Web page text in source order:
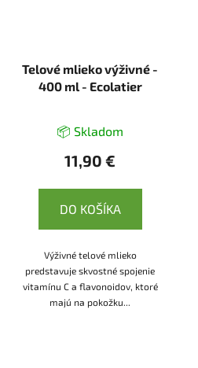
Telové mlieko výživné -
400 ml - Ecolatier
📦 Skladom
11,90 €
DO KOŠÍKA
Výživné telové mlieko
predstavuje skvostné spojenie
vitamínu C a flavonoidov, ktoré
majú na pokožku...